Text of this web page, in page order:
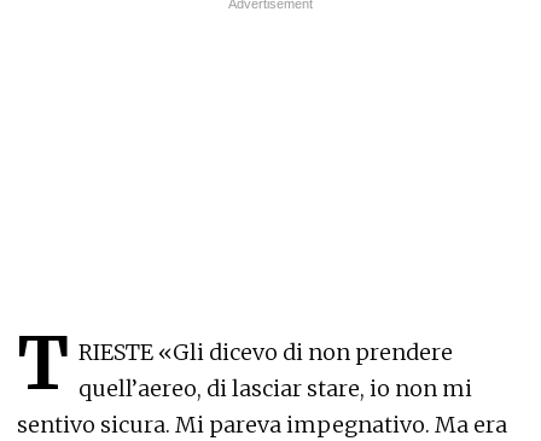
T RIESTE «Gli dicevo di non prendere
quell’aereo, di lasciar stare, io non mi
sentivo sicura. Mi pareva impegnativo. Ma era